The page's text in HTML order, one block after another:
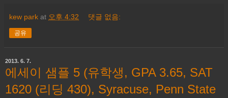
kew park at 오후 4:32 댓글 없음:
공유
2013. 6. 7.
에세이 샘플 5 (유학생, GPA 3.65, SAT
1620 (리딩 430), Syracuse, Penn State